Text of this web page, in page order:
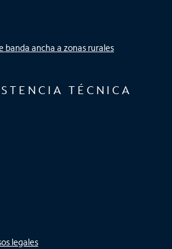
banda ancha a zonas rurales
TÉCNICA
legales